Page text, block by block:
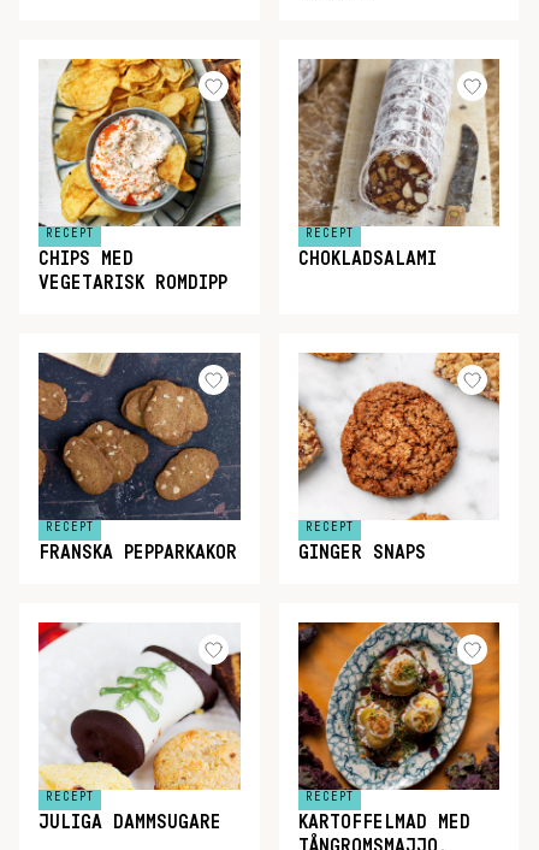
RECEPT
CHIPS MED
VEGETARISK ROMDIPP
RECEPT
CHOKLADSALAMI
RECEPT
FRANSKA PEPPARKAKOR
RECEPT
GINGER SNAPS
RECEPT
JULIGA DAMMSUGARE
RECEPT
KARTOFFELMAD MED